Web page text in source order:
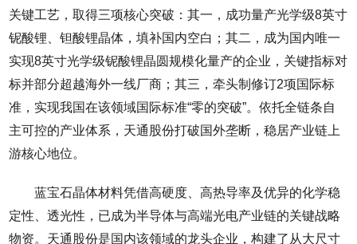
关键工艺，取得三项核心突破：其一，成功量产光学级8英寸
铌酸锂、钽酸锂晶体，填补国内空白；其二，成为国内唯一
实现8英寸光学级铌酸锂晶圆规模化量产的企业，关键指标对
标并部分超越海外一线厂商；其三，牵头制修订2项国际标
准，实现我国在该领域国际标准“零的突破”。依托全链条自
主可控的产业体系，天通股份打破国外垄断，稳居产业链上
游核心地位。
蓝宝石晶体材料凭借高硬度、高热导率及优异的化学稳
定性、透光性，已成为半导体与高端光电产业链的关键战略
物资。天通股份是国内该领域的龙头企业，构建了从大尺寸